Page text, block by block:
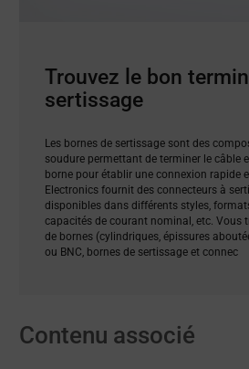
Trouvez le bon
sertissage
Les bornes de sertissage sont des
soudure permettant de terminer le câble
borne pour établir une connexion rapide
Electronics fournit des connecteurs à
disponibles dans différents styles,
capacités de courant nominal, etc. Vous
de bornes (cylindriques, épissures
ou BNC, bornes de sertissage et connec
Contenu associé